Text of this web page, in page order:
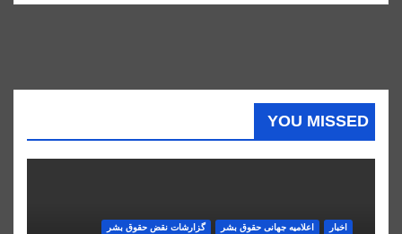
YOU MISSED
اخبار اعلاميه جهانی حقوق بشر گزارشات نقض حقوق بشر